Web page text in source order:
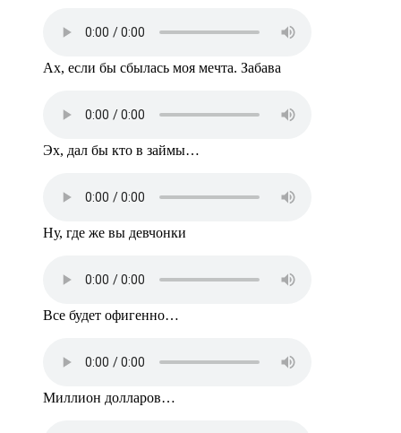
Ах, если бы сбылась моя мечта. Забава
Эх, дал бы кто в займы…
Ну, где же вы девчонки
Все будет офигенно…
Миллион долларов…